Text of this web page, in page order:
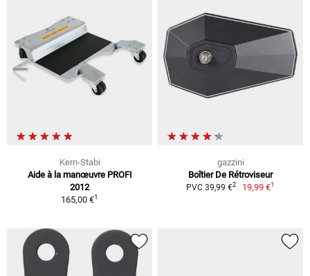
Kern-Stabi
Aide à la manœuvre PROFI
2012
165,00 €1
gazzini
Boîtier De Rétroviseur
PVC 39,99 €2 19,99 €1